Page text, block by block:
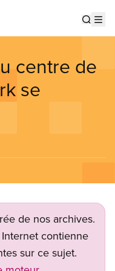
centre de
se
de nos archives.
contienne
sur ce sujet.